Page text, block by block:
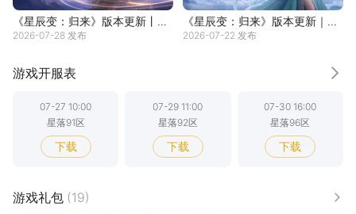
《星辰变：归来》版本更新丨多
项问题修复，游戏体验升级
2026-07-28 发布
《星辰变：归来》版本更新｜星
币支线任务上线，跨服仙魔大战
2026-07-22 发布
游戏开服表 更
07-27 10:00
星落91区
下载
07-29 11:00
星落92区
下载
07-30 16:00
星落96区
下载
星落93区
游戏礼包 (19) 更多